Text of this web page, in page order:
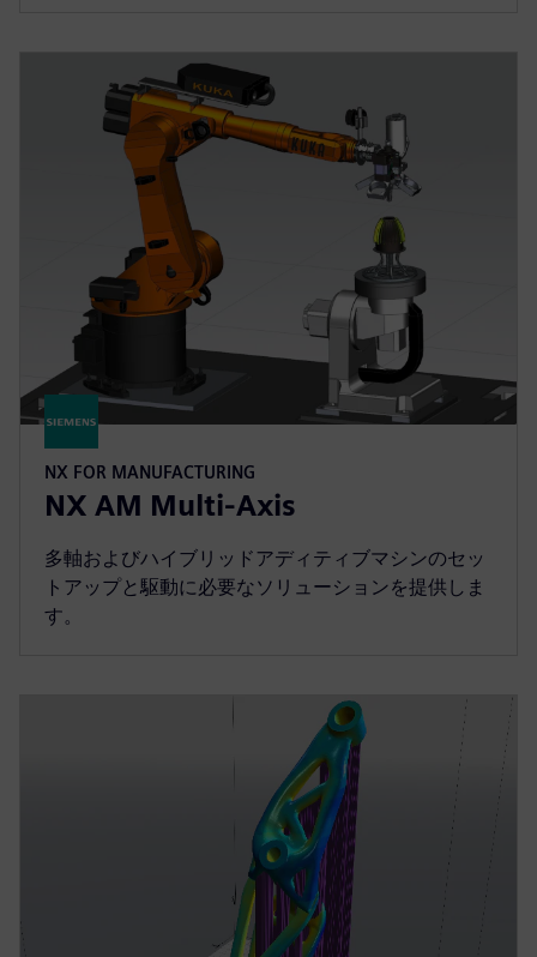
NX FOR MANUFACTURING
NX AM Multi-Axis
多軸およびハイブリッドアディティブマシンのセッ
トアップと駆動に必要なソリューションを提供しま
す。